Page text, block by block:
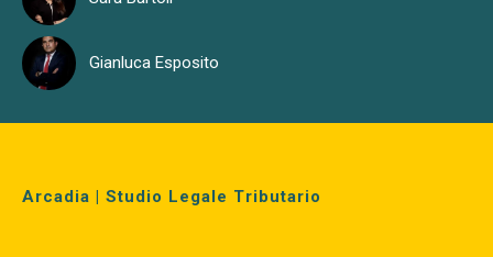
Gianluca Esposito
Arcadia | Studio Legale Tributario